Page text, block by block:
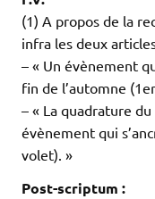
(1) A propos de la
infra les deux
– « Un évènement
fin de l’automne
– « La quadrature
évènement qui
volet). »
Post-scriptum :